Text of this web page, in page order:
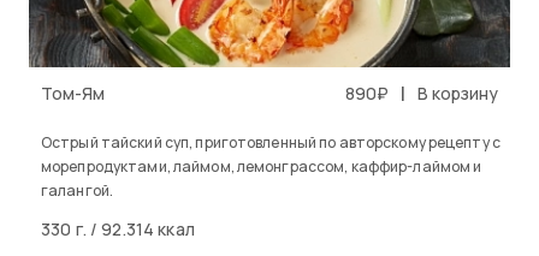
Том-Ям 890₽ | В корзину
Острый тайский суп, приготовленный по авторскому рецепту с
морепродуктами, лаймом, лемонграссом, каффир-лаймом и
галангой.
330 г. / 92.314 ккал